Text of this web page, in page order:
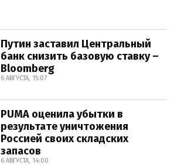
Путин заставил Центральный
банк снизить базовую ставку –
Bloomberg
6 АВГУСТА, 15:07
PUMA оценила убытки в
результате уничтожения
Россией своих складских
запасов
6 АВГУСТА, 14:00